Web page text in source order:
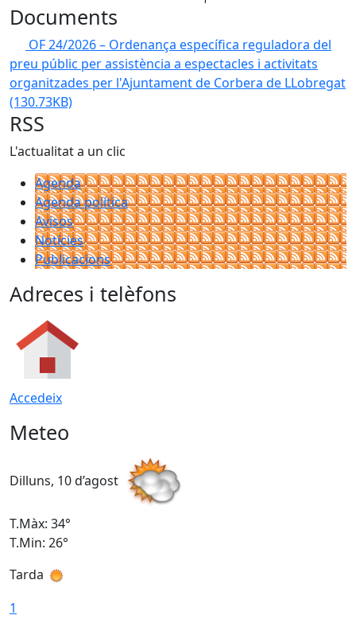
Documents
OF 24/2026 – Ordenança específica reguladora del
preu públic per assistència a espectacles i activitats
organitzades per l'Ajuntament de Corbera de LLobregat
(130.73KB)
RSS
L'actualitat a un clic
Agenda
Agenda política
Avisos
Notícies
Publicacions
Adreces i telèfons
Accedeix
Meteo
Dilluns, 10 d’agost
T.Màx: 34°
T.Min: 26°
Tarda
1